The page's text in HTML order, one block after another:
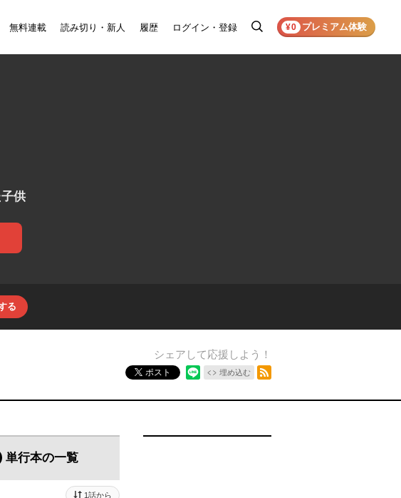
無料連載 読み切り・新人 履歴 ログイン・登録
検
¥0 プレミアム体験
供
る
シェアして応援しよう！
ポスト 埋め込む
単行本の一覧
1話から